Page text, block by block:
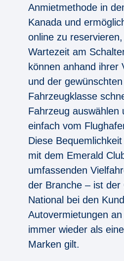
Anmietmethode in
Kanada und
online zu
Wartezeit am
können anhand ihrer
und der gewünschten
Fahrzeugklasse
Fahrzeug auswählen
einfach vom
Diese
mit dem Emerald
umfassenden
der Branche – ist der
National bei den
Autovermietungen
immer wieder als
Marken gilt.